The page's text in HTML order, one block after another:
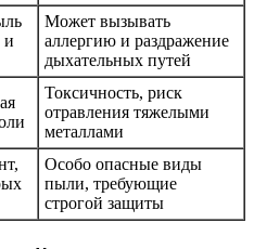
и
Может вызывать
аллергию и раздражение
дыхательных путей
Токсичность, риск
отравления тяжелыми
металлами
Особо опасные виды
пыли, требующие
строгой защиты